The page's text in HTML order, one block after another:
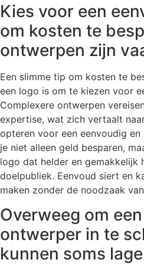
Kies voor een
om kosten te
ontwerpen zijn
Een slimme tip om kosten te
een logo is om te kiezen voor
Complexere ontwerpen
expertise, wat zich vertaalt
opteren voor een eenvoudig
je niet alleen geld besparen,
logo dat helder en gemakkelijk
doelpubliek. Eenvoud siert en
maken zonder de noodzaak
Overweeg om
ontwerper in te
kunnen soms